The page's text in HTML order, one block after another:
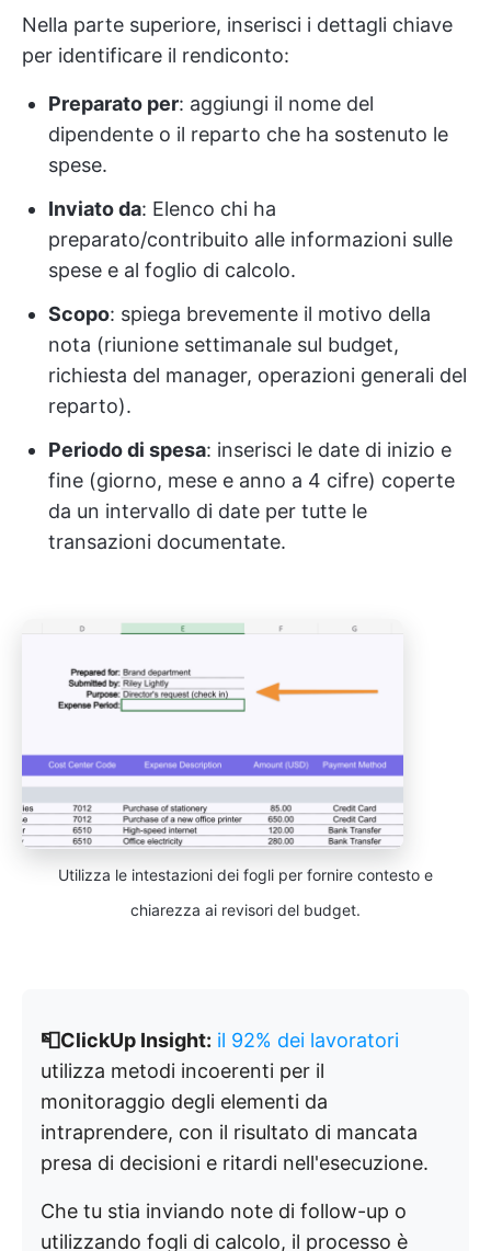
Nella parte superiore, inserisci i dettagli chiave
per identificare il rendiconto:
Preparato per: aggiungi il nome del
dipendente o il reparto che ha sostenuto le
spese.
Inviato da: Elenco chi ha
preparato/contribuito alle informazioni sulle
spese e al foglio di calcolo.
Scopo: spiega brevemente il motivo della
nota (riunione settimanale sul budget,
richiesta del manager, operazioni generali del
reparto).
Periodo di spesa: inserisci le date di inizio e
fine (giorno, mese e anno a 4 cifre) coperte
da un intervallo di date per tutte le
transazioni documentate.
Utilizza le intestazioni dei fogli per fornire contesto e
chiarezza ai revisori del budget.
📮ClickUp Insight: il 92% dei lavoratori
utilizza metodi incoerenti per il
monitoraggio degli elementi da
intraprendere, con il risultato di mancata
presa di decisioni e ritardi nell'esecuzione.
Che tu stia inviando note di follow-up o
utilizzando fogli di calcolo, il processo è